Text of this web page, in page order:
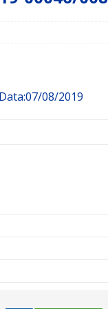
Mapele
08/2019